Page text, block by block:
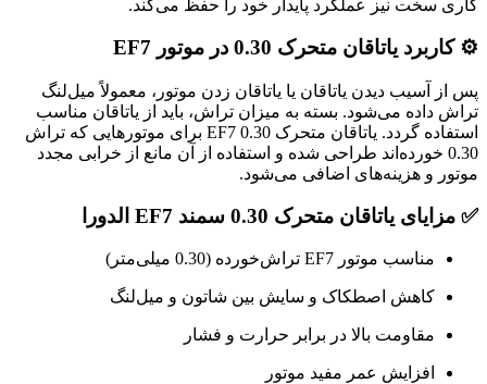
کاری سخت نیز عملکرد پایدار خود را حفظ می‌کند.
⚙️ کاربرد یاتاقان متحرک 0.30 در موتور EF7
پس از آسیب دیدن یاتاقان یا یاتاقان زدن موتور، معمولاً میل‌لنگ
تراش داده می‌شود. بسته به میزان تراش، باید از یاتاقان مناسب
استفاده گردد. یاتاقان متحرک 0.30 EF7 برای موتورهایی که تراش
0.30 خورده‌اند طراحی شده و استفاده از آن مانع از خرابی مجدد
موتور و هزینه‌های اضافی می‌شود.
✅ مزایای یاتاقان متحرک 0.30 سمند EF7 الدورا
مناسب موتور EF7 تراش‌خورده (0.30 میلی‌متر)
کاهش اصطکاک و سایش بین شاتون و میل‌لنگ
مقاومت بالا در برابر حرارت و فشار
افزایش عمر مفید موتور